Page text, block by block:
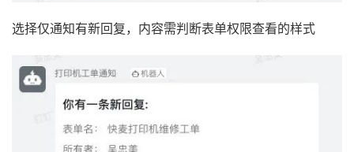
选择仅通知有新回复，内容需判断表单权限查看的样式